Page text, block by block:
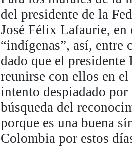
del presidente de la
José Félix Lafaurie, en
“indígenas”, así,
dado que el
reunirse con ellos en
intento despiadado
búsqueda del
porque es una buena
Colombia por estos